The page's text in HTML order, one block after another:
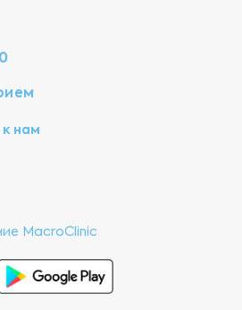
нам
MacroClinic